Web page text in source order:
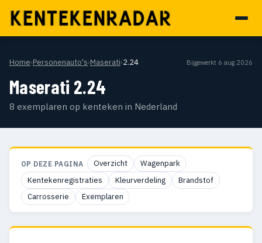
Home›Personenauto's›Maserati›2.24 Bijgewerkt 6 aug 2026
Maserati 2.24
8 exemplaren op kenteken in Nederland
OP DEZE PAGINA Overzicht
Wagenpark
Kentekenregistraties
Kleurverdeling
Brandstof
Carrosserie
Exemplaren